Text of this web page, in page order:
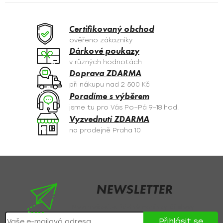
c
í
p
r
v
k
y
v
ý
p
s
Certifikovaný obchod
ověřeno zákazníky
Dárkové poukazy
v různých hodnotách
Doprava ZDARMA
při nákupu nad 2 500 Kč
Poradíme s výběrem
jsme tu pro Vás Po–Pá 9–18 hod.
Vyzvednutí ZDARMA
na prodejně Praha 10
NEWSLETTER